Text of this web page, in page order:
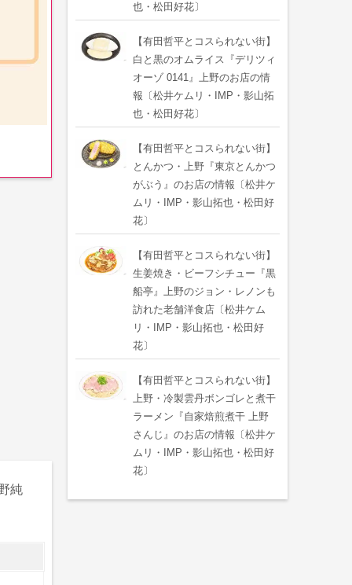
純
也・松田好花〕
【有田哲平とコスられない街】
白と黒のオムライス『デリツィ
オーゾ 0141』上野のお店の情
報〔松井ケムリ・IMP・影山拓
也・松田好花〕
【有田哲平とコスられない街】
とんかつ・上野『東京とんかつ
がぶう』のお店の情報〔松井ケ
ムリ・IMP・影山拓也・松田好
花〕
【有田哲平とコスられない街】
生姜焼き・ビーフシチュー『黒
船亭』上野のジョン・レノンも
訪れた老舗洋食店〔松井ケム
リ・IMP・影山拓也・松田好
花〕
【有田哲平とコスられない街】
上野・冷製雲丹ボンゴレと煮干
ラーメン『自家焙煎煮干 上野
さんじ』のお店の情報〔松井ケ
ムリ・IMP・影山拓也・松田好
花〕